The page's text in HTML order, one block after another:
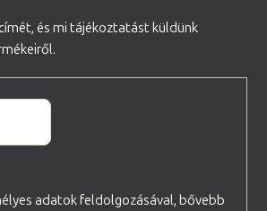
és mi tájékoztatást küldünk
adatok feldolgozásával, bővebb